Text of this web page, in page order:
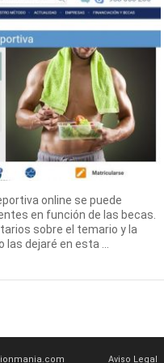
online se puede
en función de las becas.
sobre el temario y la
dejaré en esta ...
Aviso Legal